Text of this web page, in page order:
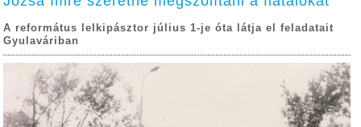
A református lelkipásztor július 1-je óta látja el feladatait
Gyulaváriban